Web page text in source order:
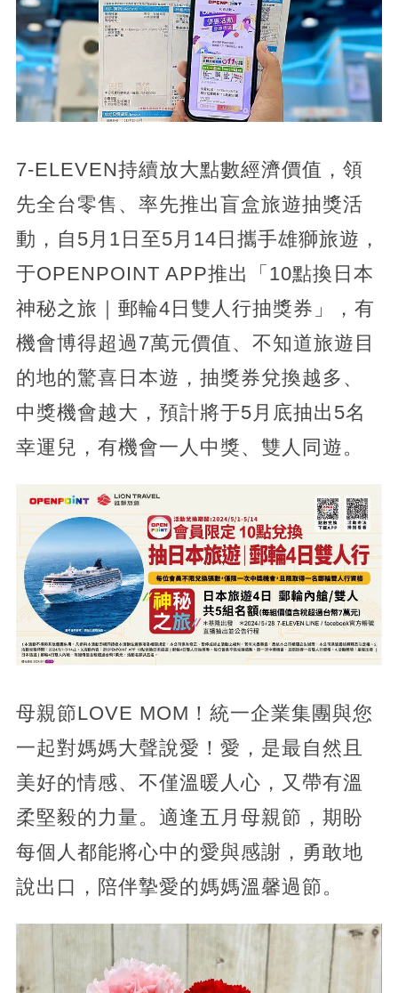
7-ELEVEN持續放大點數經濟價值，領
先全台零售、率先推出盲盒旅遊抽獎活
動，自5月1日至5月14日攜手雄獅旅遊，
于OPENPOINT APP推出「10點換日本
神秘之旅｜郵輪4日雙人行抽獎券」，有
機會博得超過7萬元價值、不知道旅遊目
的地的驚喜日本遊，抽獎券兌換越多、
中獎機會越大，預計將于5月底抽出5名
幸運兒，有機會一人中獎、雙人同遊。
母親節LOVE MOM！統一企業集團與您
一起對媽媽大聲說愛！愛，是最自然且
美好的情感、不僅溫暖人心，又帶有溫
柔堅毅的力量。適逢五月母親節，期盼
每個人都能將心中的愛與感謝，勇敢地
說出口，陪伴摯愛的媽媽溫馨過節。